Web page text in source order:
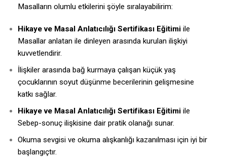
Masalların olumlu etkilerini şöyle sıralayabilirim:
Hikaye ve Masal Anlatıcılığı Sertifikası Eğitimi ile
Masallar anlatan ile dinleyen arasında kurulan ilişkiyi
kuvvetlendirir.
İlişkiler arasında bağ kurmaya çalışan küçük yaş
çocuklarının soyut düşünme becerilerinin gelişmesine
katkı sağlar.
Hikaye ve Masal Anlatıcılığı Sertifikası Eğitimi ile
Sebep-sonuç ilişkisine dair pratik olanağı sunar.
Okuma sevgisi ve okuma alışkanlığı kazanılması için iyi bir
başlangıçtır.